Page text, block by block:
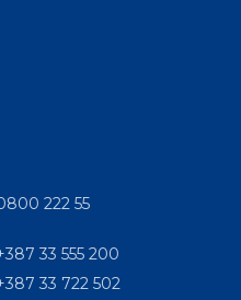
222 55
33 555 200
33 722 502